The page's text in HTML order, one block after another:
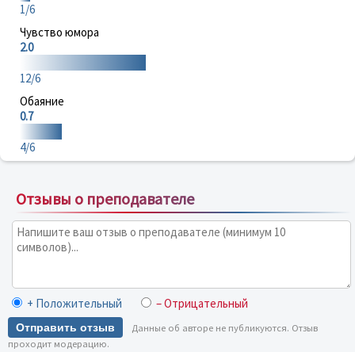
1/6
Чувство юмора
2.0
12/6
Обаяние
0.7
4/6
Отзывы о преподавателе
+ Положительный – Отрицательный
Отправить отзыв
Данные об авторе не публикуются. Отзыв
проходит модерацию.